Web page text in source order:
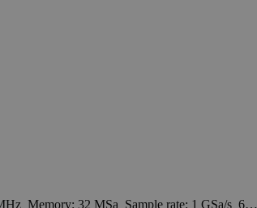
Memory: 32 MSa Sample rate: 1 GSa/s 6…